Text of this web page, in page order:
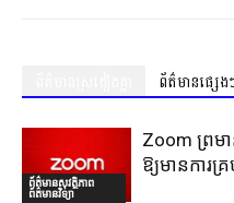
ព័ត៌មានផ្សេ
ព័ត៌មានសុវត្ថិភាព
ព័ត៌មានវិទ្យា
Zoom ព្រម
ឱ្យមានការ